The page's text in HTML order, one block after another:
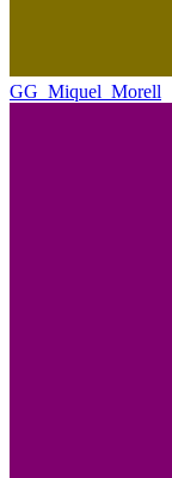
GG_Miquel_Morell